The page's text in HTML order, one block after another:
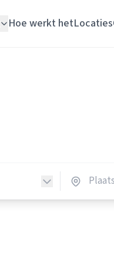
Hoe werkt hetLocaties